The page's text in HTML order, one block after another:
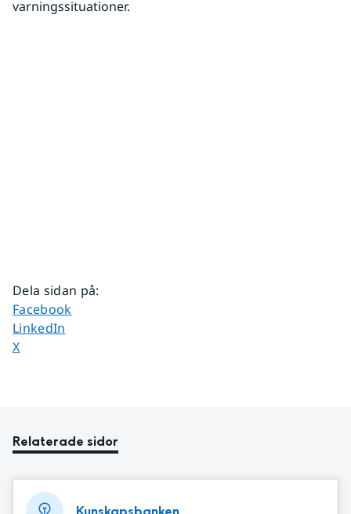
varningssituationer.
Dela sidan på:
Dela sidan på
Facebook
Dela sidan på
LinkedIn
Dela sidan på
X
Relaterade sidor